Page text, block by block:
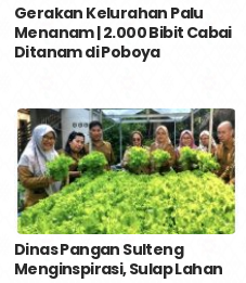
Gerakan Kelurahan Palu
Menanam | 2.000 Bibit Cabai
Ditanam di Poboya
Dinas Pangan Sulteng
Menginspirasi, Sulap Lahan